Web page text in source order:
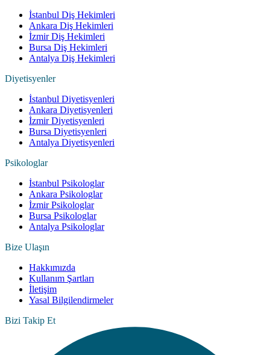
İstanbul Diş Hekimleri
Ankara Diş Hekimleri
İzmir Diş Hekimleri
Bursa Diş Hekimleri
Antalya Diş Hekimleri
Diyetisyenler
İstanbul Diyetisyenleri
Ankara Diyetisyenleri
İzmir Diyetisyenleri
Bursa Diyetisyenleri
Antalya Diyetisyenleri
Psikologlar
İstanbul Psikologlar
Ankara Psikologlar
İzmir Psikologlar
Bursa Psikologlar
Antalya Psikologlar
Bize Ulaşın
Hakkımızda
Kullanım Şartları
İletişim
Yasal Bilgilendirmeler
Bizi Takip Et